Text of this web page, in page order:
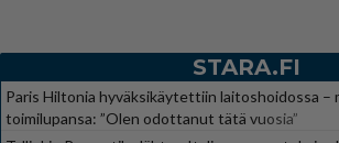
STARA.FI
Paris Hiltonia hyväksikäytettiin laitoshoidossa –
toimilupansa: ”Olen odottanut tätä vuosia”